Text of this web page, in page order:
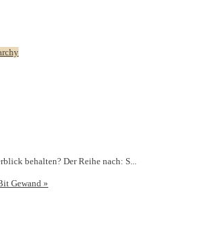
behalten? Der Reihe nach: S...
Gewand »